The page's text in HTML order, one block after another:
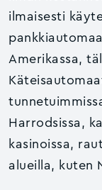
ilmaisesti
Amerikassa,
Harrodsissa,
kasinoissa,
alueilla, kuten